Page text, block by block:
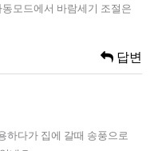
모드에서 바람세기 조절은
답변
하다가 집에 갈때 송풍으로